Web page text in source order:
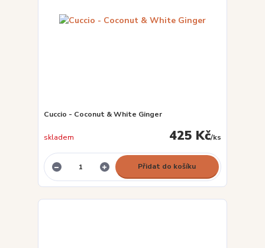
Cuccio - Coconut & White Ginger
425 Kč/ks
skladem
Přidat do košíku